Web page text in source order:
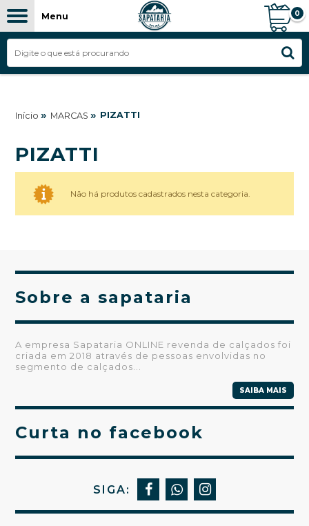
Menu 0
Início » MARCAS » PIZATTI
PIZATTI
Não há produtos cadastrados nesta categoria.
Sobre a sapataria
A empresa Sapataria ONLINE revenda de calçados foi
criada em 2018 através de pessoas envolvidas no
segmento de calçados...
SAIBA MAIS
Curta no facebook
SIGA: